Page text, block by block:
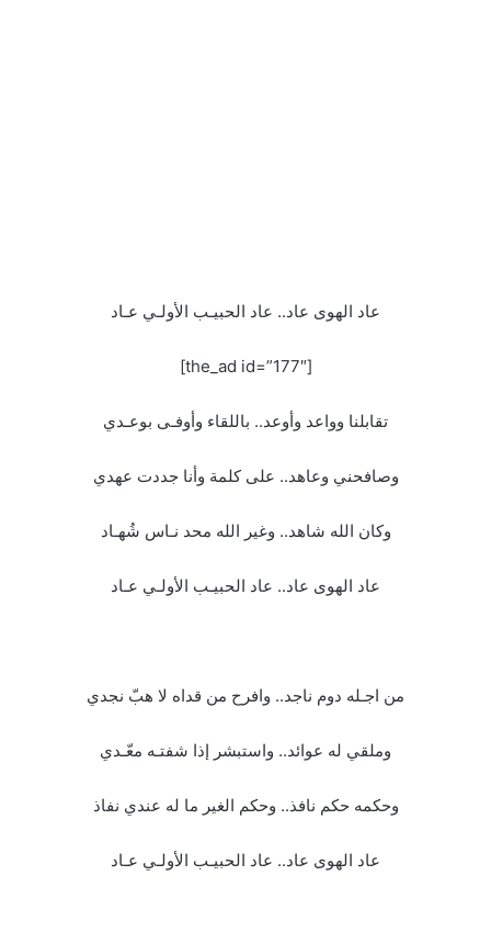
عاد الهوى عاد.. عاد الحبيـب الأولـي عـاد
[the_ad id=”177″]
تقابلنا وواعد وأوعد.. باللقاء وأوفـى بوعـدي
وصافحني وعاهد.. على كلمة وأنا جددت عهدي
وكان الله شاهد.. وغير الله محد نـاس شُهـاد
عاد الهوى عاد.. عاد الحبيـب الأولـي عـاد
من اجـله دوم ناجد.. وافرح من قداه لا هبّ نجدي
وملقي له عوائد.. واستبشر إذا شفتـه معّـدي
وحكمه حكم نافذ.. وحكم الغير ما له عندي نفاذ
عاد الهوى عاد.. عاد الحبيـب الأولـي عـاد